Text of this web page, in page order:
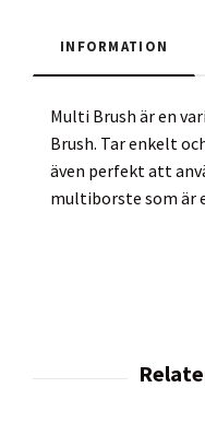
INFORMATION
Multi Brush är en
Brush. Tar enkelt
även perfekt att
multiborste som är